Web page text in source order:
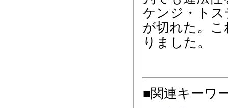
ケンジ・ト
が切れた。
りました。
■関連キーワ